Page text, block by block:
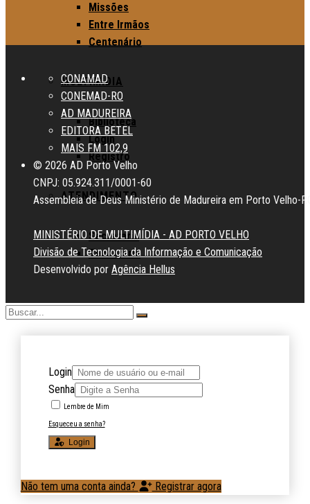
Missões
Entre Irmãos
Centenário
MULTIMÍDIA
Biblioteca
Login
Registro
ATENDIMENTO
Secretaria
Tesouraria
CONAMAD
CONEMAD-RO
AD MADUREIRA
EDITORA BETEL
MAIS FM 102,9
© 2026 AD Porto Velho
CNPJ: 05.924.311/0001-60
Assembleia de Deus Ministério de Madureira em Porto Velho-
MINISTÉRIO DE MULTIMÍDIA - AD PORTO VELHO
Divisão de Tecnologia da Informação e Comunicação
Desenvolvido por Agência Hellus
Login
Senha
Lembre de Mim
Esqueceu a senha?
Login
Não tem uma conta ainda? Registrar agora